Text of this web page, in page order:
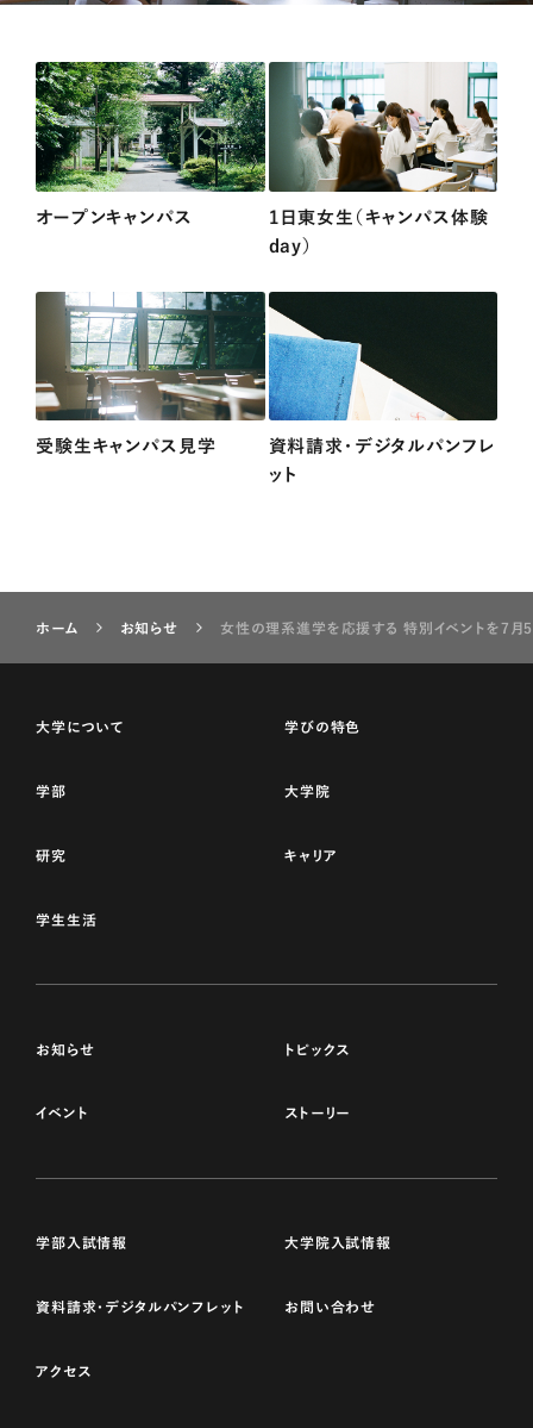
オープンキャンパス
1日東女生（キャンパス体験
day）
受験生キャンパス見学
資料請求・デジタルパンフレ
ット
ホーム お知らせ 女性の理系進学を応援する 特別イベントを7
大学について 学びの特色
学部 大学院
研究 キャリア
学生生活
お知らせ トピックス
イベント ストーリー
学部入試情報 大学院入試情報
資料請求・デジタルパンフレット お問い合わせ
アクセス